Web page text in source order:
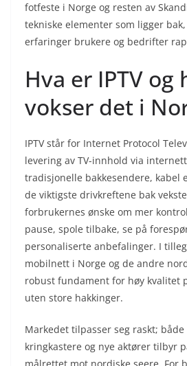
fotfeste i Norge og resten av
tekniske elementer som ligger
erfaringer brukere og bedrifter
Hva er IPTV
vokser det i
IPTV står for Internet Protocol
levering av TV-innhold via
tradisjonelle bakkesendere, kabel
de viktigste drivkreftene bak
forbrukernes ønske om mer
pause, spole tilbake, se på
personaliserte anbefalinger. I
mobilnett i Norge og de andre
robust fundament for høy kvalitet
uten store hakkinger.
Markedet tilpasser seg raskt;
kringkastere og nye aktører tilbyr